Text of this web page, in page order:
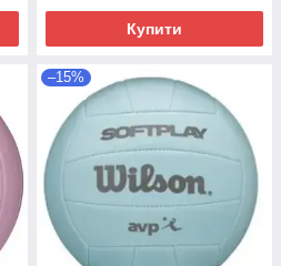
Купити
–15%